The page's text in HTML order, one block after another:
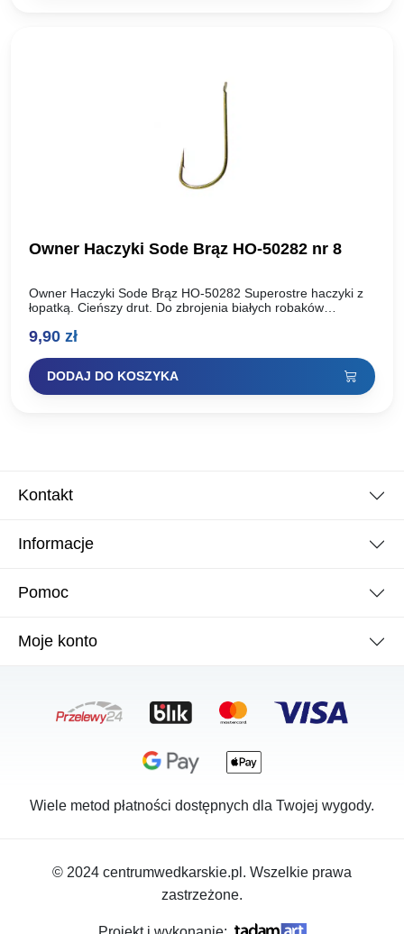
Owner Haczyki Sode Brąz HO-50282 nr 8
Owner Haczyki Sode Brąz HO-50282 Superostre haczyki z
łopatką. Cieńszy drut. Do zbrojenia białych robaków
wyczynowców. Rozmiar haka: Ilość…
9,90 zł
DODAJ DO KOSZYKA
Kontakt
Informacje
Pomoc
Moje konto
Wiele metod płatności dostępnych dla Twojej wygody.
© 2024 centrumwedkarskie.pl. Wszelkie prawa
zastrzeżone.